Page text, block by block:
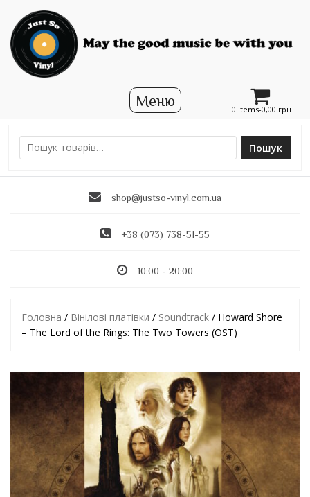
0 items-0,00 грн
Ш
Пошук
shop@justso-vinyl.com.ua
+38 (073) 738-51-55
10:00 - 20:00
Головна / Вінілові платівки / Soundtrack / Howard Shore
– The Lord of the Rings: The Two Towers (OST)